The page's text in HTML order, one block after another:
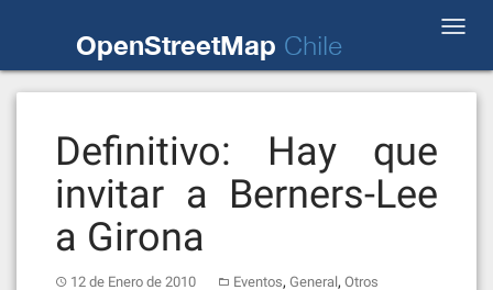
OpenStreetMap Chile
Definitivo: Hay que
invitar a Berners-Lee
a Girona
12 de Enero de 2010 Eventos, General, Otros